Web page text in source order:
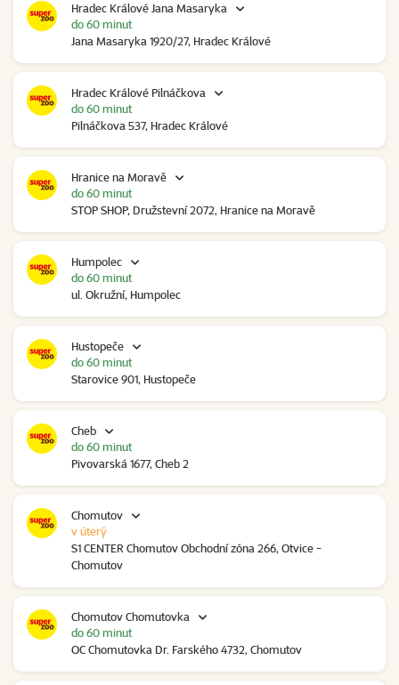
Hradec Králové Jana Masaryka
Jana Masaryka 1920/27, Hradec Králové
do 60 minut
Hradec Králové Pilnáčkova
Pilnáčkova 537, Hradec Králové
do 60 minut
Hranice na Moravě
STOP SHOP, Družstevní 2072, Hranice na Moravě
do 60 minut
Humpolec
ul. Okružní, Humpolec
do 60 minut
Hustopeče
Starovice 901, Hustopeče
do 60 minut
Cheb
Pivovarská 1677, Cheb 2
do 60 minut
Chomutov
S1 CENTER Chomutov Obchodní zóna 266, Otvice -
Chomutov
v úterý
Chomutov Chomutovka
OC Chomutovka Dr. Farského 4732, Chomutov
do 60 minut